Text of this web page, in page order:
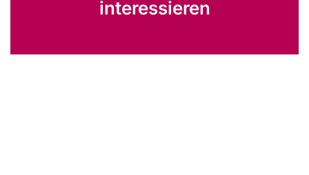
interessieren